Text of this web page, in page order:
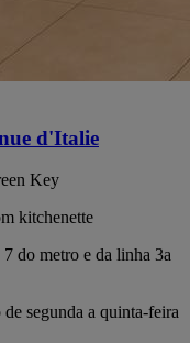
d'Italie
Key
kitchenette
do metro e da linha 3a
segunda a quinta-feira